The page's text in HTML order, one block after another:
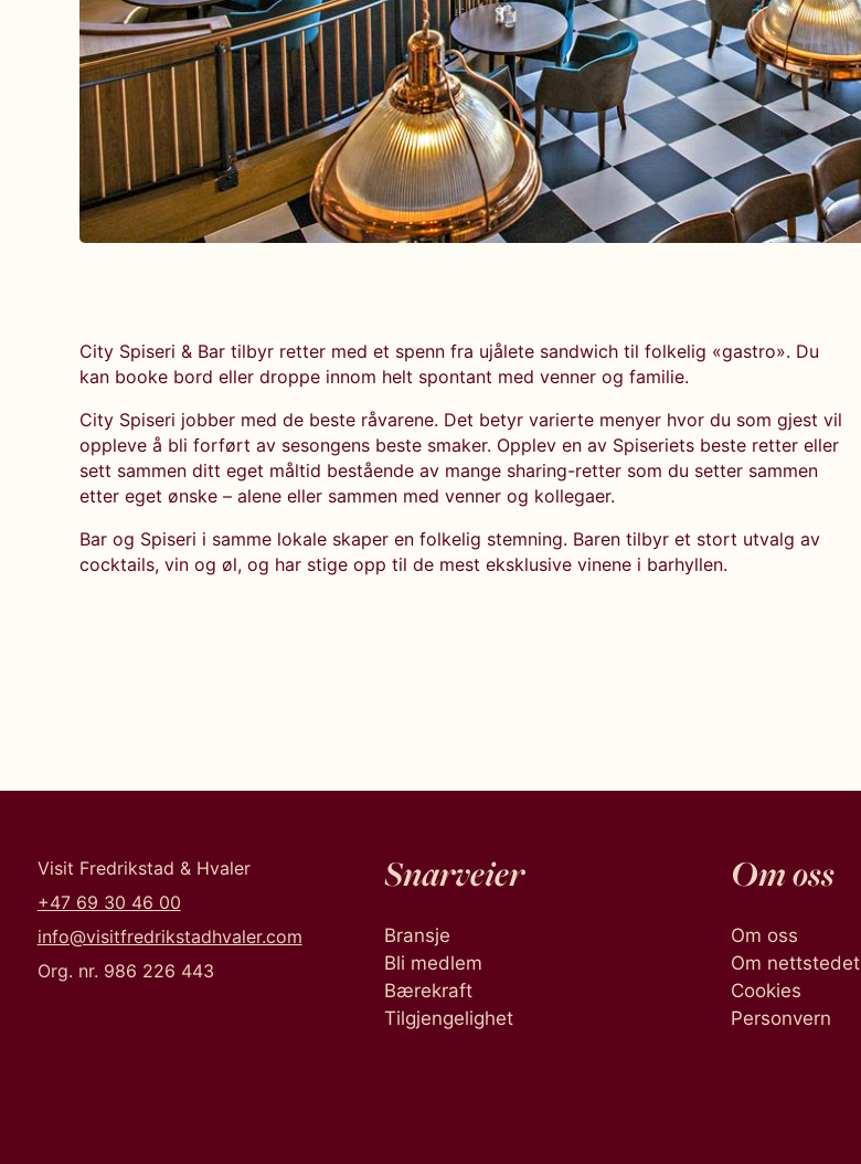
City Spiseri & Bar tilbyr retter med et spenn fra ujålete sandwich til folkelig «gastro». Du
kan booke bord eller droppe innom helt spontant med venner og familie.
City Spiseri jobber med de beste råvarene. Det betyr varierte menyer hvor du som gjest vil
oppleve å bli forført av sesongens beste smaker. Opplev en av Spiseriets beste retter eller
sett sammen ditt eget måltid bestående av mange sharing-retter som du setter sammen
etter eget ønske – alene eller sammen med venner og kollegaer.
Bar og Spiseri i samme lokale skaper en folkelig stemning. Baren tilbyr et stort utvalg av
cocktails, vin og øl, og har stige opp til de mest eksklusive vinene i barhyllen.
Visit Fredrikstad & Hvaler
+47 69 30 46 00
info@visitfredrikstadhvaler.com
Org. nr. 986 226 443
Snarveier
Bransje
Bli medlem
Bærekraft
Tilgjengelighet
Om oss
Om oss
Om nettstedet
Cookies
Personvern